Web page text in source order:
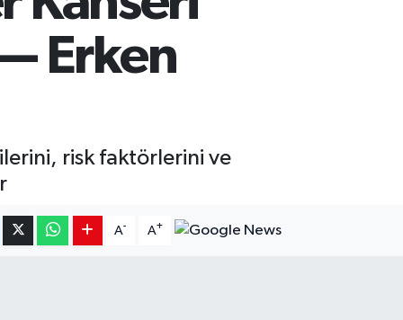
Erken
risk faktörlerini ve
A- A+